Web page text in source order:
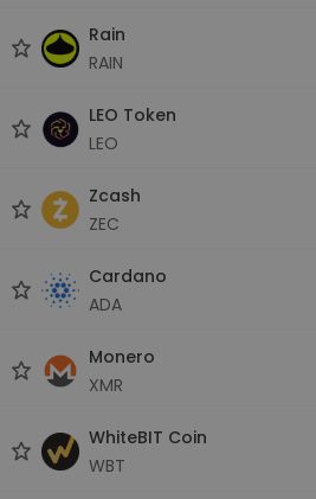
Rain
RAIN
LEO Token
LEO
Zcash
ZEC
Cardano
ADA
Monero
XMR
WhiteBIT Coin
WBT